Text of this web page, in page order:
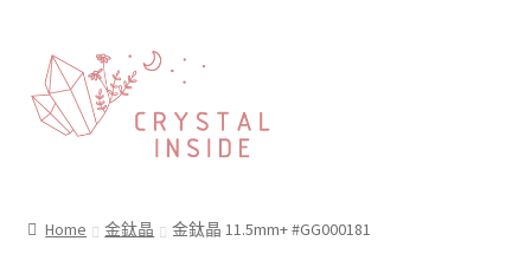
Home 金鈦晶 金鈦晶 11.5mm+ #GG000181